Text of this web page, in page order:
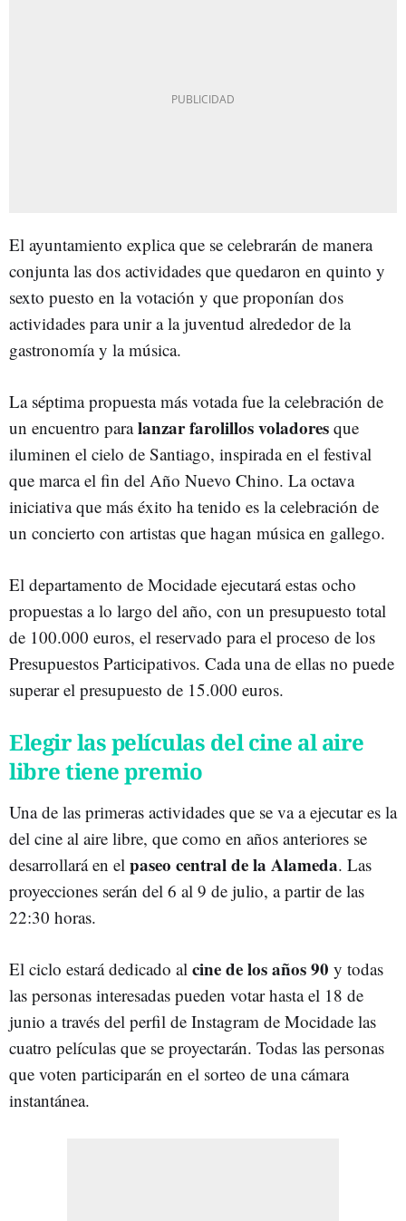
El ayuntamiento explica que se celebrarán de manera
conjunta las dos actividades que quedaron en quinto y
sexto puesto en la votación y que proponían dos
actividades para unir a la juventud alrededor de la
gastronomía y la música.
La séptima propuesta más votada fue la celebración de
un encuentro paralanzar farolillos voladores que
iluminen el cielo de Santiago, inspirada en el festival
que marca el fin del Año Nuevo Chino. La octava
iniciativa que más éxito ha tenido es la celebración de
un concierto con artistas que hagan música en gallego.
El departamento de Mocidade ejecutará estas ocho
propuestas a lo largo del año, con un presupuesto total
de 100.000 euros, el reservado para el proceso de los
Presupuestos Participativos. Cada una de ellas no puede
superar el presupuesto de 15.000 euros.
Elegir las películas del cine al aire
libre tiene premio
Una de las primeras actividades que se va a ejecutar es la
del cine al aire libre, que como en años anteriores se
desarrollará en el paseo central de la Alameda. Las
proyecciones serán del 6 al 9 de julio, a partir de las
22:30 horas.
El ciclo estará dedicado al cine de los años 90 y todas
las personas interesadas pueden votar hasta el 18 de
junio a través del perfil de Instagram de Mocidade las
cuatro películas que se proyectarán. Todas las personas
que voten participarán en el sorteo de una cámara
instantánea.